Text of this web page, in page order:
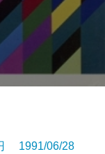
1991/06/28